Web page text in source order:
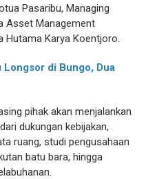
Pasaribu, Managing
Asset Management
Hutama Karya Koentjoro.
Longsor di Bungo, Dua
pihak akan menjalankan
dukungan kebijakan,
ruang, studi pengusahaan
batu bara, hingga